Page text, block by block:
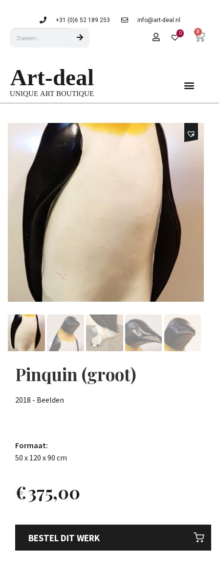
+31 (0)6 52 189 253 info@art-deal.nl
0 0
Pinquin (groot)
2018 - Beelden
Formaat:
50 x 120 x 90 cm
€375,00
BESTEL DIT WERK